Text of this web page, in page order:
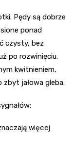
Pędy są dobrze
ponad
czysty, bez
po rozwinięciu.
kwitnieniem,
zbyt jałowa gleba.
więcej